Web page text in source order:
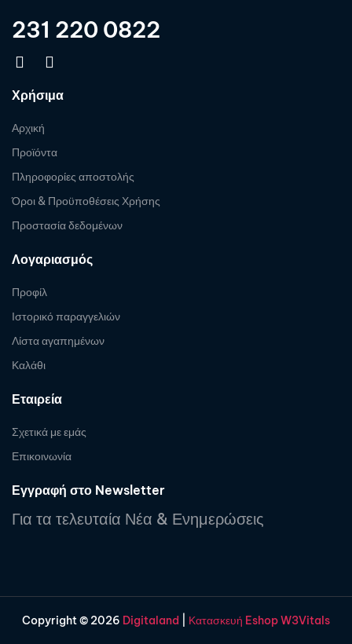
231 220 0822
Χρήσιμα
Αρχική
Προϊόντα
Πληροφορίες αποστολής
Όροι & Προϋποθέσεις Χρήσης
Προστασία δεδομένων
Λογαριασμός
Προφίλ
Ιστορικό παραγγελιών
Λίστα αγαπημένων
Καλάθι
Εταιρεία
Σχετικά με εμάς
Επικοινωνία
Εγγραφή στο Newsletter
Για τα τελευταία Νέα & Ενημερώσεις
Copyright © 2026 Digitaland Κατασκευή Eshop W3Vitals